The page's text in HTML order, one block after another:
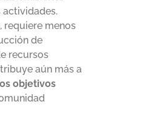
actividades.
requiere menos
de
recursos
aún más a
objetivos